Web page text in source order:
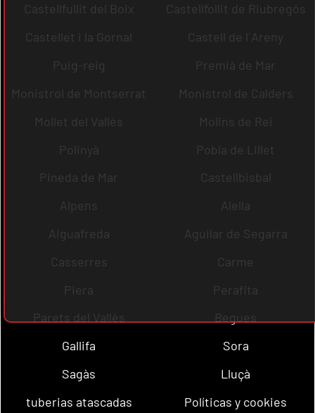
Castellfullit del Boix
Castellfollit de Riubregós
Castellet i la Gornal
Castell de l´Areny
Puig-reig
Premià de Mar
Monistrol de Montserrat
Monistrol de Calders
Mollet del Vallès
Molins de Rei
Polinyà
Pobla de Lillet
Pineda de Mar
Castellbisbal
Alpens
Alella
Aiguafreda
Aguilar de Segarra
Casserres
Carme
Piera
Perafita
Parets del Vallès
Begues
Gallifa
Sora
Sagàs
Lluçà
tuberias atascadas
Políticas y cookies